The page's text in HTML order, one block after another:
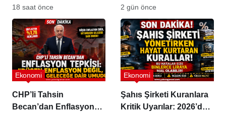
İşçinin Cüzdanı?
18 saat önce 2 gün önce
CHP’li Tahsin
Becan’dan Enflasyon
Ekonomi
Şahıs Şirketi Kuranlara
Kritik Uyarılar: 2026’da
Ekonomi